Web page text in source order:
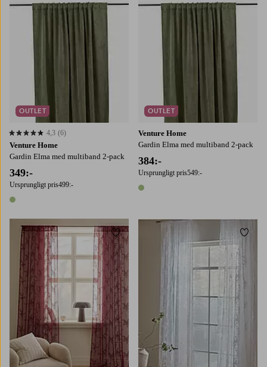
Venture Home
Gardin Elma med multiband 2-pack
349:-
Ursprungligt pris499:-
1 färg
4,3 baserat på 6 st betyg
4,3 (6)
OUTLET
Venture Home
Gardin Elma med multiband 2-pack
384:-
Ursprungligt pris549:-
1 färg
OUTLET
Lägg till i favoriter
220